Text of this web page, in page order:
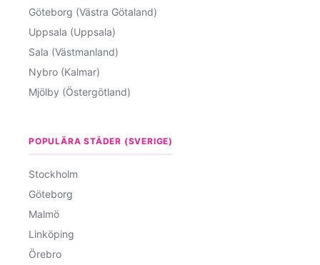
Göteborg (Västra Götaland)
Uppsala (Uppsala)
Sala (Västmanland)
Nybro (Kalmar)
Mjölby (Östergötland)
POPULÄRA STÄDER (SVERIGE)
Stockholm
Göteborg
Malmö
Linköping
Örebro